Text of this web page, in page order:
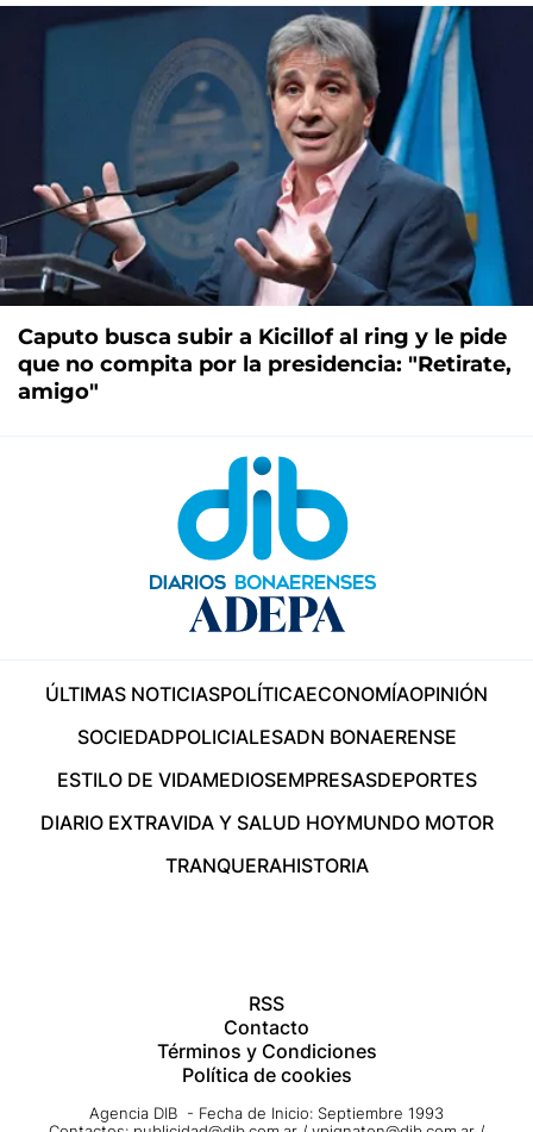
Caputo busca subir a Kicillof al ring y le pide
que no compita por la presidencia: "Retirate,
amigo"
ÚLTIMAS NOTICIASPOLÍTICAECONOMÍAOPINIÓN
SOCIEDADPOLICIALESADN BONAERENSE
ESTILO DE VIDAMEDIOSEMPRESASDEPORTES
DIARIO EXTRAVIDA Y SALUD HOYMUNDO MOTOR
TRANQUERAHISTORIA
RSS
Contacto
Términos y Condiciones
Política de cookies
Agencia DIB - Fecha de Inicio: Septiembre 1993